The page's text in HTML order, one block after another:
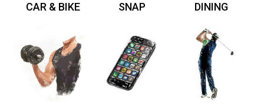
CAR & BIKE SNAP DINING